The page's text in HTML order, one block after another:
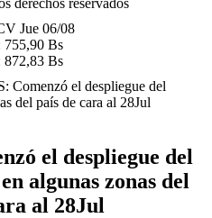
derechos reservados
Jue 06/08
755,90 Bs
872,83 Bs
Comenzó el despliegue del
del país de cara al 28Jul
el despliegue del
algunas zonas del
al 28Jul